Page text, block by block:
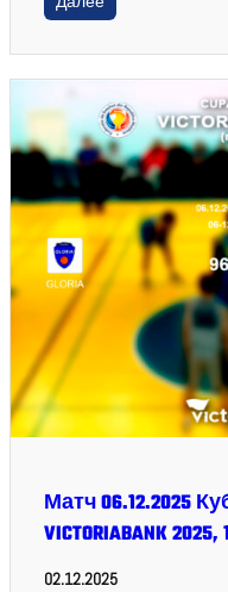
Матч 06.12.2025
VICTORIABANK
02.12.2025